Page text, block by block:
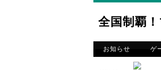
全国制覇
お知らせ ゲ